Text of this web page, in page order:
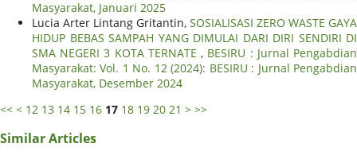
Masyarakat, Januari 2025
Lucia Arter Lintang Gritantin, SOSIALISASI ZERO WASTE GAYA
HIDUP BEBAS SAMPAH YANG DIMULAI DARI DIRI SENDIRI DI
SMA NEGERI 3 KOTA TERNATE, BESIRU : Jurnal Pengabdian
Masyarakat: Vol. 1 No. 12 (2024): BESIRU : Jurnal Pengabdian
Masyarakat, Desember 2024
<< < 12 13 14 15 16 17 18 19 20 21 > >>
Similar Articles